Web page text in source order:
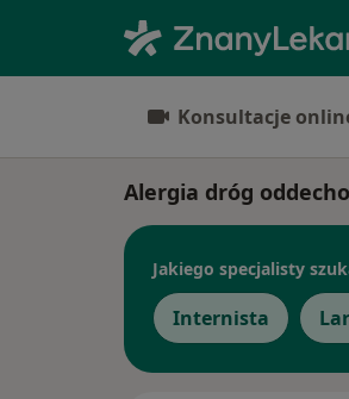
Konsultacje
Alergia dróg
Jakiego specjalisty
Internista